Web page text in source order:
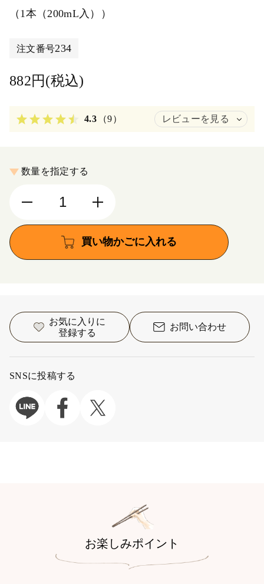
（1本（200mL入））
注文番号234
882円(税込)
4.3 （9） レビューを見る
数量を指定する
買い物かごに入れる
お気に入りに
登録する
お問い合わせ
SNSに投稿する
お楽しみポイント